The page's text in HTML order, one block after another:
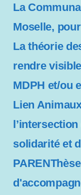
La
Moselle,
La théorie
rendre
MDPH et/ou
Lien
solidarité et